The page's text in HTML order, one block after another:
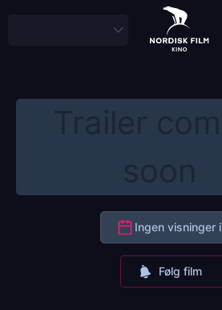
Ingen visninger i
Følg film